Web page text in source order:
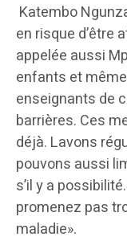
Katembo
en risque d’être
appelée aussi
enfants et
enseignants de
barrières. Ces
déjà. Lavons
pouvons aussi
s’il y a
promenez pas
maladie».